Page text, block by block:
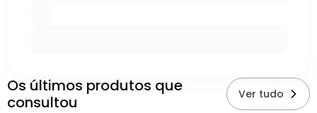
Os últimos produtos que
consultou
Ver tudo